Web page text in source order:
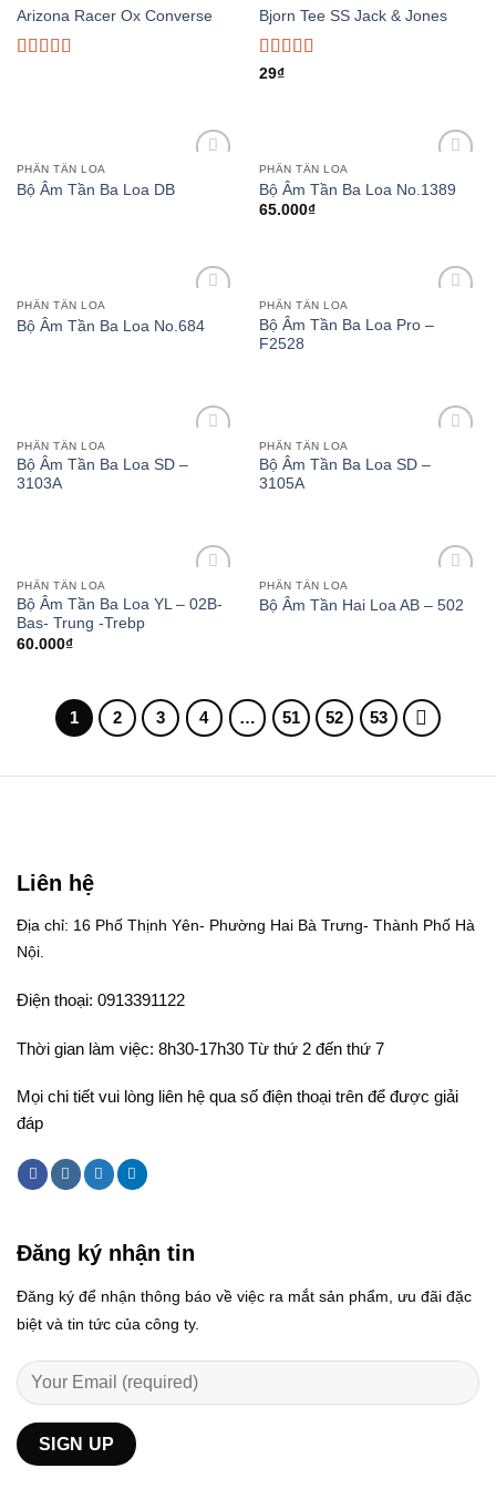
wishlist
Arizona Racer Ox Converse
wishlist
Bjorn Tee SS Jack & Jones
Rated
29₫
PHÂN TẦN LOA
Bộ Âm Tần Ba Loa DB
wishlist
PHÂN TẦN LOA
Bộ Âm Tần Ba Loa No.1389
65.000₫
wishlist
PHÂN TẦN LOA
Bộ Âm Tần Ba Loa No.684
wishlist
PHÂN TẦN LOA
Bộ Âm Tần Ba Loa Pro –
F2528
PHÂN TẦN LOA
Bộ Âm Tần Ba Loa SD –
3103A
PHÂN TẦN LOA
Bộ Âm Tần Ba Loa SD –
3105A
Add to
wishlist
PHÂN TẦN LOA
Bộ Âm Tần Ba Loa YL – 02B-
Bas- Trung -Trebp
60.000₫
wishlist
PHÂN TẦN LOA
Bộ Âm Tần Hai Loa AB – 502
1 2 3 4 … 51 52 53
Liên hệ
Địa chỉ: 16 Phố Thịnh Yên- Phường Hai Bà Trưng- Thành Phố Hà
Nội.
Điện thoại: 0913391122
Thời gian làm việc: 8h30-17h30 Từ thứ 2 đến thứ 7
Mọi chi tiết vui lòng liên hệ qua số điện thoại trên để được giải
đáp
Đăng ký nhận tin
Đăng ký để nhận thông báo về việc ra mắt sản phẩm, ưu đãi đặc
biệt và tin tức của công ty.